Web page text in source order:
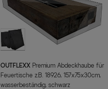
OUTFLEXX
Feuertische z.B. 18926, 157x75x30cm,
wasserbeständig, schwarz